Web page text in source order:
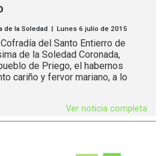
de la Soledad | Lunes 6 julio de 2015
del Santo Entierro de
de la Soledad Coronada,
de Priego, el habernos
cariño y fervor mariano, a lo
Ver noticia completa